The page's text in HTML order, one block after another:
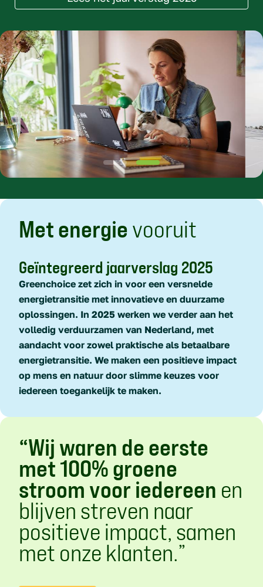
Met energievooruit
Geïntegreerd jaarverslag 2025
Greenchoice zet zich in voor een versnelde
energietransitie met innovatieve en duurzame
oplossingen. In 2025 werken we verder aan het
volledig verduurzamen van Nederland, met
aandacht voor zowel praktische als betaalbare
energietransitie. We maken een positieve impact
op mens en natuur door slimme keuzes voor
iedereen toegankelijk te maken.
“Wij waren de eerste
met 100% groene
stroom voor iedereen en
blijven streven naar
positieve impact, samen
met onze klanten.”